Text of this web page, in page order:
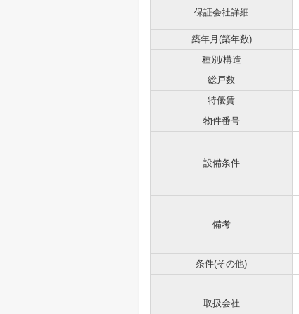
保証会社詳細
築年月(築年数)
種別/構造
総戸数
特優賃
物件番号
設備条件
備考
条件(その他)
取扱会社